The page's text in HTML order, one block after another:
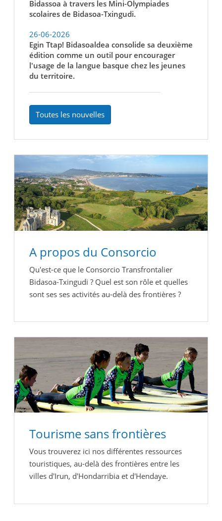
Bidassoa à travers les Mini-Olympiades
scolaires de Bidasoa-Txingudi.
26-06-2026
Egin Ttap! Bidasoaldea consolide sa deuxième
édition comme un outil pour encourager
l'usage de la langue basque chez les jeunes
du territoire.
Toutes les nouvelles
A propos du Consorcio
Qu'est-ce que le Consorcio Transfrontalier
Bidasoa-Txingudi ? Quel est son rôle et quelles
sont ses ses activités au-delà des frontières ?
Tourisme sans frontières
Vous trouverez ici nos différentes ressources
touristiques, au-delà des frontières entre les
villes d'Irun, d'Hondarribia et d'Hendaye.